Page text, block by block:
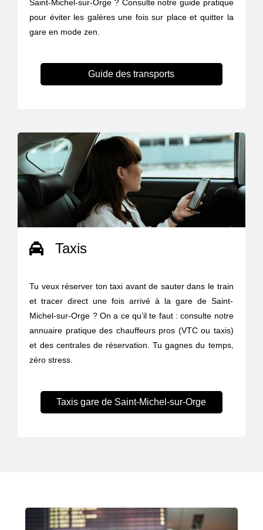
Saint-Michel-sur-Orge ? Consulte notre guide pratique
pour éviter les galères une fois sur place et quitter la
gare en mode zen.
Guide des transports
Taxis
Tu veux réserver ton taxi avant de sauter dans le train
et tracer direct une fois arrivé à la gare de Saint-
Michel-sur-Orge ? On a ce qu’il te faut : consulte notre
annuaire pratique des chauffeurs pros (VTC ou taxis)
et des centrales de réservation. Tu gagnes du temps,
zéro stress.
Taxis gare de Saint-Michel-sur-Orge